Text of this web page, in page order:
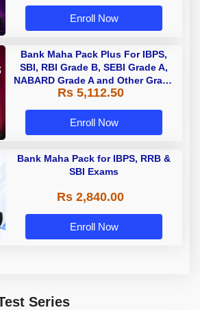
Enroll Now
Bank Maha Pack Plus For IBPS,
SBI, RBI Grade B, SEBI Grade A,
NABARD Grade A and Other Grade
A & Grade B Bank Exams
Rs 5,112.50
Enroll Now
Bank Maha Pack for IBPS, RRB &
SBI Exams
Rs 2,840.00
Enroll Now
Series